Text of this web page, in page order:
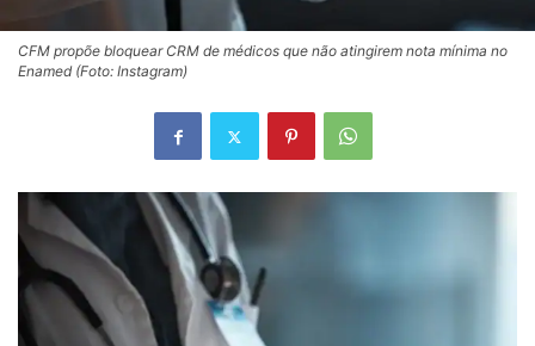
CFM propõe bloquear CRM de médicos que não atingirem nota mínima no
Enamed (Foto: Instagram)